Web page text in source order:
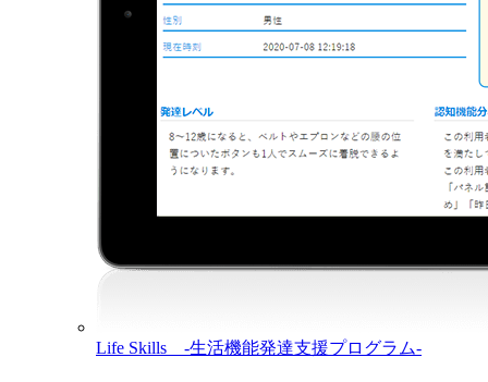
Life Skills -生活機能発達支援プログラム-